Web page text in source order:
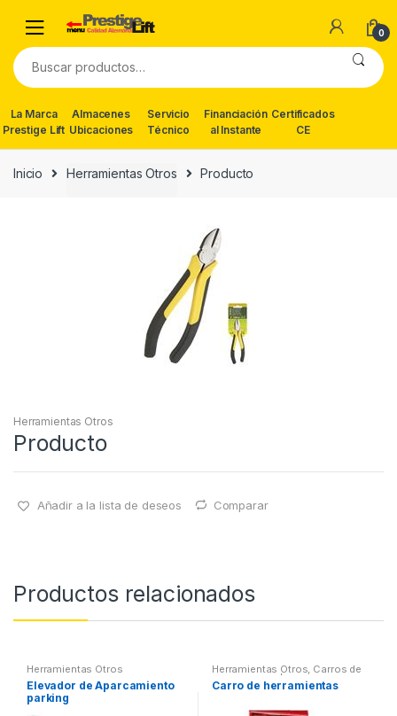
navigation
content
0
Buscar
por:
La Marca
Prestige Lift
Almacenes
Ubicaciones
Servicio
Técnico
Financiación
al Instante
Certificados
CE
Inicio Herramientas Otros Producto
Herramientas Otros
Producto
Añadir a la lista de deseos Comparar
Productos relacionados
Herramientas Otros
Elevador de Aparcamiento
parking
Herramientas Otros, Carros de
Herramientas | Bancos
Carro de herramientas